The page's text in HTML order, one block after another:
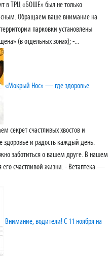
в ТРЦ «БОШЕ» был не только
Обращаем ваше внимание на
парковки установлены
(в отдельных зонах); -...
«Мокрый Нос» — где здоровье
секрет счастливых хвостов и
и радость каждый день.
заботиться о вашем друге. В нашем
его счастливой жизни: - Ветаптека —
Внимание, водители! С 11 ноября на